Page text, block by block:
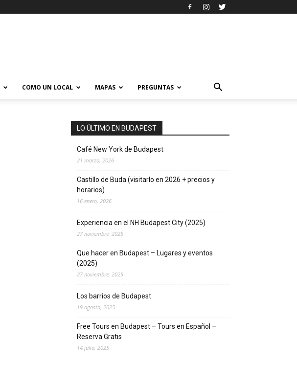
COMO UN LOCAL MAPAS PREGUNTAS
LO ÚLTIMO EN BUDAPEST
Café New York de Budapest
21 marzo, 2026
Castillo de Buda (visitarlo en 2026 + precios y
horarios)
16 enero, 2026
Experiencia en el NH Budapest City (2025)
27 noviembre, 2025
Que hacer en Budapest – Lugares y eventos
(2025)
27 noviembre, 2025
Los barrios de Budapest
19 agosto, 2025
Free Tours en Budapest – Tours en Español –
Reserva Gratis
14 julio, 2025